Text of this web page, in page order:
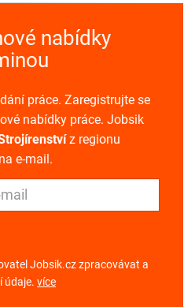
nabídky
práce. Zaregistrujte se
nabídky práce. Jobsik
z regionu
e-mail.
Jobsik.cz zpracovávat a
údaje. více